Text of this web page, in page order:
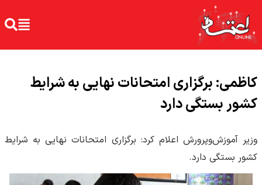
کاظمی: برگزاری امتحانات نهایی به شرایط
کشور بستگی دارد
​وزیر آموزش‌وپرورش اعلام کرد: برگزاری امتحانات نهایی به شرایط
کشور بستگی دارد.